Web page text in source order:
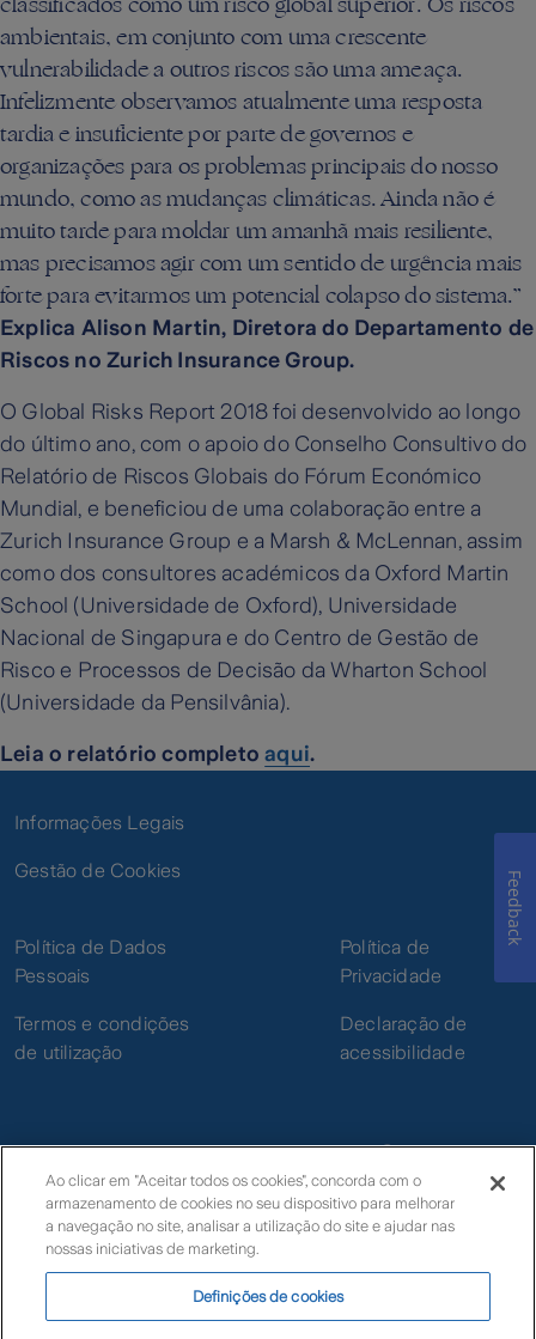
ambientais, em conjunto com uma crescente
vulnerabilidade a outros riscos são uma ameaça.
Infelizmente observamos atualmente uma resposta
tardia e insuficiente por parte de governos e
organizações para os problemas principais do nosso
mundo, como as mudanças climáticas. Ainda não é
muito tarde para moldar um amanhã mais resiliente,
mas precisamos agir com um sentido de urgência mais
forte para evitarmos um potencial colapso do sistema.”
Explica Alison Martin, Diretora do Departamento de
Riscos no Zurich Insurance Group.
O Global Risks Report 2018 foi desenvolvido ao longo
do último ano, com o apoio do Conselho Consultivo do
Relatório de Riscos Globais do Fórum Económico
Mundial, e beneficiou de uma colaboração entre a
Zurich Insurance Group e a Marsh & McLennan, assim
como dos consultores académicos da Oxford Martin
School (Universidade de Oxford), Universidade
Nacional de Singapura e do Centro de Gestão de
Risco e Processos de Decisão da Wharton School
(Universidade da Pensilvânia).
Leia o relatório completoaqui.
Informações Legais
Gestão de Cookies
Política de Dados
Pessoais
Termos e condições
de utilização
Política de
Privacidade
Declaração de
acessibilidade
© Zurich
Feedback
Ao clicar em "Aceitar todos os cookies", concorda com o
armazenamento de cookies no seu dispositivo para melhorar
a navegação no site, analisar a utilização do site e ajudar nas
nossas iniciativas de marketing.
Definições de cookies